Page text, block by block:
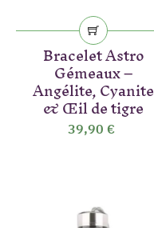
Bracelet Astro
Gémeaux –
Angélite, Cyanite
& Œil de tigre
39,90 €